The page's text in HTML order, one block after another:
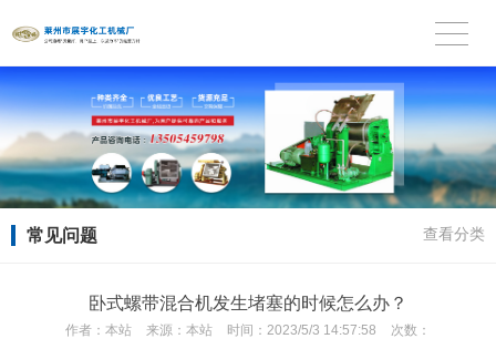
常见问题 查看分类
卧式螺带混合机发生堵塞的时候怎么办？
作者： 本站 来源： 本站 时间： 2023/5/3 14:57:58 次数：